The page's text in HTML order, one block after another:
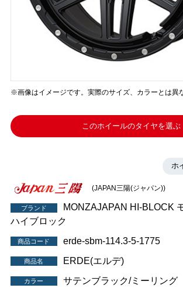
※画像はイメージです。実際のサイズ、カラーとは異
このホイールのタイヤを選ぶ
ホ
(JAPAN三陽(ジャパン))
ブランド
MONZAJAPAN HI-BLOCK
ハイブロック
商品コード erde-sbm-114.3-5-1775
商品名 ERDE(エルデ)
カラー サテンブラック/ミーリング